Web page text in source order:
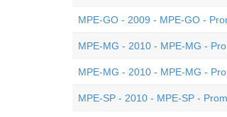
MPE-GO - 2009 - MPE-GO -
MPE-MG - 2010 - MPE-MG -
MPE-MG - 2010 - MPE-MG -
MPE-SP - 2010 - MPE-SP -